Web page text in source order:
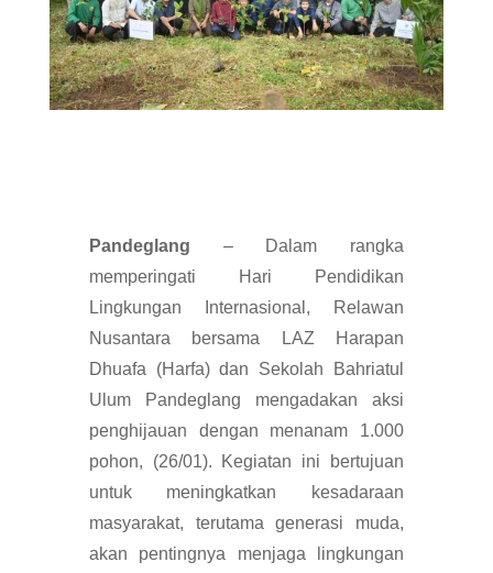
Pandeglang – Dalam rangka
memperingati Hari Pendidikan
Lingkungan Internasional, Relawan
Nusantara bersama LAZ Harapan
Dhuafa (Harfa) dan Sekolah Bahriatul
Ulum Pandeglang mengadakan aksi
penghijauan dengan menanam 1.000
pohon, (26/01). Kegiatan ini bertujuan
untuk meningkatkan kesadaraan
masyarakat, terutama generasi muda,
akan pentingnya menjaga lingkungan